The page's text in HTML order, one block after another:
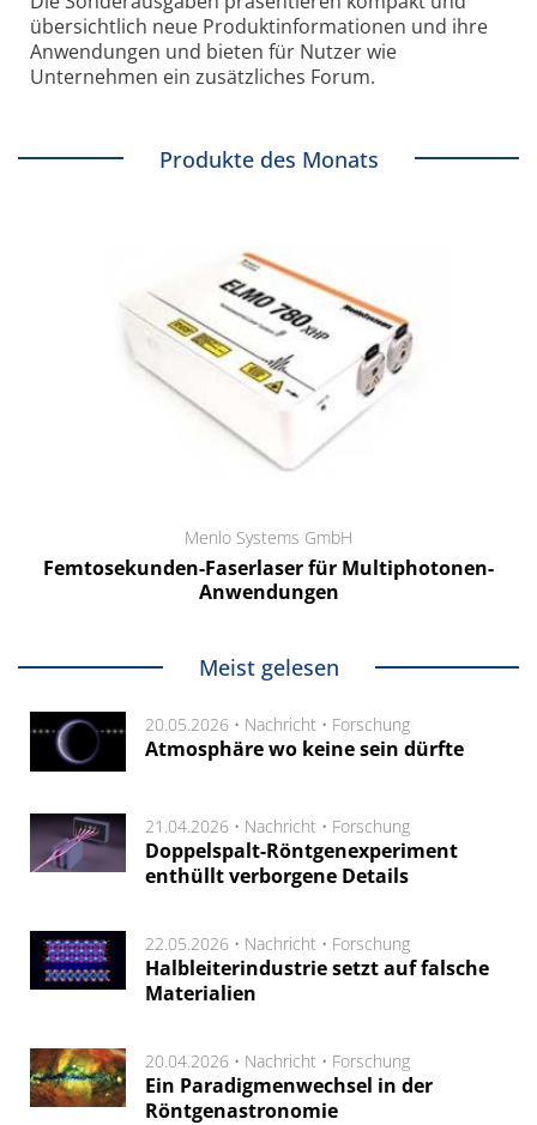
übersichtlich neue Produkt­informationen und ihre
Anwendungen und bieten für Nutzer wie
Unternehmen ein zusätzliches Forum.
Produkte des Monats
Menlo Systems GmbH
Femtosekunden-Faserlaser für Multiphotonen-
Anwendungen
Meist gelesen
20.05.2026 • Nachricht • Forschung
Atmosphäre wo keine sein dürfte
21.04.2026 • Nachricht • Forschung
Doppelspalt-Röntgenexperiment
enthüllt verborgene Details
22.05.2026 • Nachricht • Forschung
Halbleiterindustrie setzt auf falsche
Materialien
20.04.2026 • Nachricht • Forschung
Ein Paradigmenwechsel in der
Röntgenastronomie